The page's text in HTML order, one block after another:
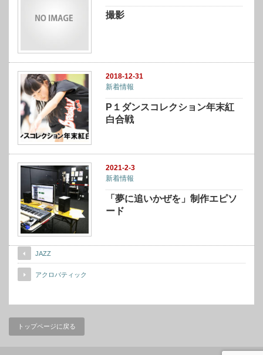
撮影
2018-12-31
新着情報
P１ダンスコレクション年末紅
白合戦
2021-2-3
新着情報
「夢に追いかぜを」制作エピソ
ード
JAZZ
アクロバティック
トップページに戻る